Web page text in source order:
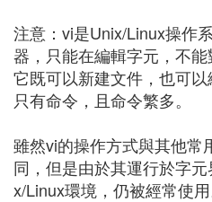
注意：vi是Unix/Linux操作
器，只能在編輯字元，不能
它既可以新建文件，也可以
只有命令，且命令繁多。
雖然vi的操作方式與其他常
同，但是由於其運行於字
x/Linux環境，仍被經常使用